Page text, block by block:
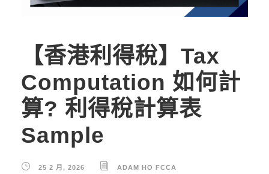
【香港利得稅】Tax
Computation 如何計
算? 利得稅計算表
Sample
25 2 月, 2026 ADAM HO FCCA